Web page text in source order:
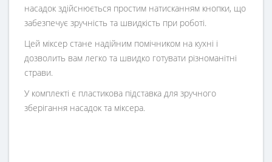
насадок здійснюється простим натисканням кнопки, що
забезпечує зручність та швидкість при роботі.
Цей міксер стане надійним помічником на кухні і
дозволить вам легко та швидко готувати різноманітні
страви.
У комплекті є пластикова підставка для зручного
зберігання насадок та міксера.